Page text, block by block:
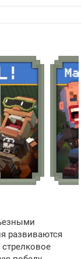
развиваются